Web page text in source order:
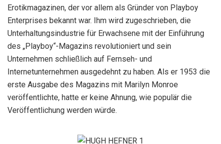
Erotikmagazinen, der vor allem als Gründer von Playboy
Enterprises bekannt war. Ihm wird zugeschrieben, die
Unterhaltungsindustrie für Erwachsene mit der Einführung
des „Playboy“-Magazins revolutioniert und sein
Unternehmen schließlich auf Fernseh- und
Internetunternehmen ausgedehnt zu haben. Als er 1953 die
erste Ausgabe des Magazins mit Marilyn Monroe
veröffentlichte, hatte er keine Ahnung, wie populär die
Veröffentlichung werden würde.